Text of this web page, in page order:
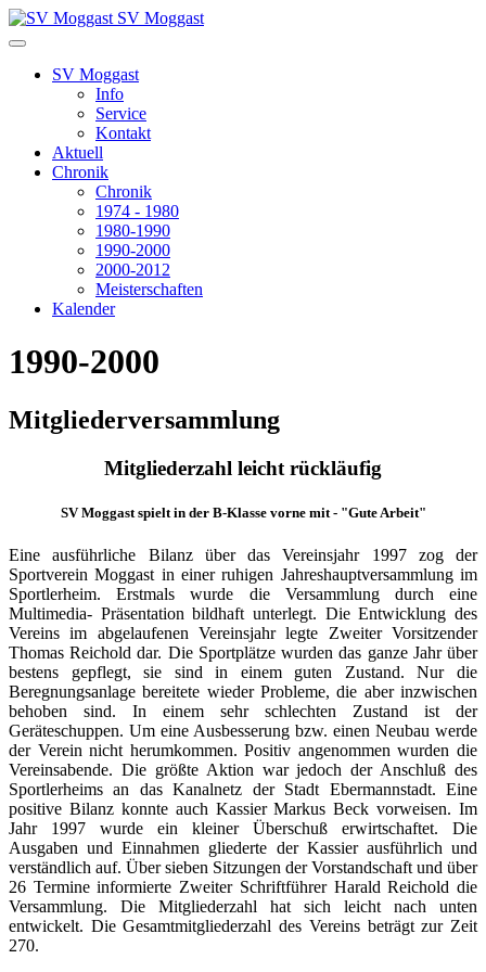
SV Moggast
SV Moggast
Info
Service
Kontakt
Aktuell
Chronik
Chronik
1974 - 1980
1980-1990
1990-2000
2000-2012
Meisterschaften
Kalender
1990-2000
Mitgliederversammlung
Mitgliederzahl leicht rückläufig
SV Moggast spielt in der B-Klasse vorne mit - "Gute Arbeit"
Eine ausführliche Bilanz über das Vereinsjahr 1997 zog der
Sportverein Moggast in einer ruhigen Jahreshauptversammlung im
Sportlerheim. Erstmals wurde die Versammlung durch eine
Multimedia- Präsentation bildhaft unterlegt. Die Entwicklung des
Vereins im abgelaufenen Vereinsjahr legte Zweiter Vorsitzender
Thomas Reichold dar. Die Sportplätze wurden das ganze Jahr über
bestens gepflegt, sie sind in einem guten Zustand. Nur die
Beregnungsanlage bereitete wieder Probleme, die aber inzwischen
behoben sind. In einem sehr schlechten Zustand ist der
Geräteschuppen. Um eine Ausbesserung bzw. einen Neubau werde
der Verein nicht herumkommen. Positiv angenommen wurden die
Vereinsabende. Die größte Aktion war jedoch der Anschluß des
Sportlerheims an das Kanalnetz der Stadt Ebermannstadt. Eine
positive Bilanz konnte auch Kassier Markus Beck vorweisen. Im
Jahr 1997 wurde ein kleiner Überschuß erwirtschaftet. Die
Ausgaben und Einnahmen gliederte der Kassier ausführlich und
verständlich auf. Über sieben Sitzungen der Vorstandschaft und über
26 Termine informierte Zweiter Schriftführer Harald Reichold die
Versammlung. Die Mitgliederzahl hat sich leicht nach unten
entwickelt. Die Gesamtmitgliederzahl des Vereins beträgt zur Zeit
270.